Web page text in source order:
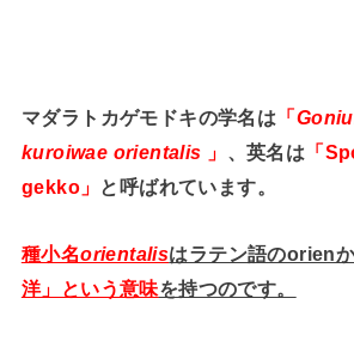
マダラトカゲモドキの学名は 「
kuroiwae orientalis 」 、英名は 「
gekko」 と呼ばれています。
種小名orientalisはラテン語のorien
洋」という意味を持つのです。